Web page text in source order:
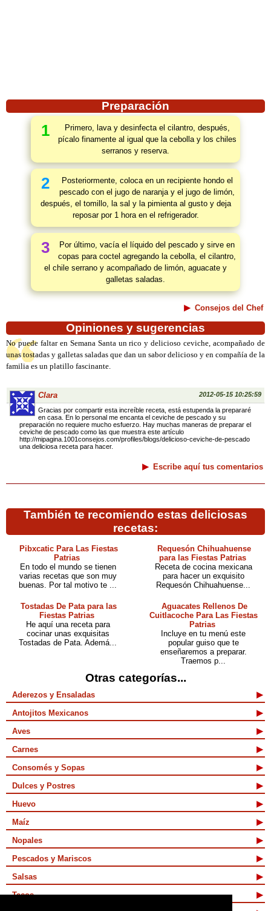
Preparación
1
Primero, lava y desinfecta el cilantro, después,
pícalo finamente al igual que la cebolla y los chiles
serranos y reserva.
2
Posteriormente, coloca en un recipiente hondo el
pescado con el jugo de naranja y el jugo de limón,
después, el tomillo, la sal y la pimienta al gusto y deja
reposar por 1 hora en el refrigerador.
3
Por último, vacía el líquido del pescado y sirve en
copas para coctel agregando la cebolla, el cilantro,
el chile serrano y acompañado de limón, aguacate y
galletas saladas.
Consejos del Chef
Opiniones y sugerencias
No puede faltar en Semana Santa un rico y delicioso ceviche, acompañado de
unas tostadas y galletas saladas que dan un sabor delicioso y en compañía de la
familia es un platillo fascinante.
Clara 2012-05-15 10:25:59
Gracias por compartir esta increíble receta, está estupenda la prepararé
en casa. En lo personal me encanta el ceviche de pescado y su
preparación no requiere mucho esfuerzo. Hay muchas maneras de preparar el
ceviche de pescado como las que muestra este artículo
http://mipagina.1001consejos.com/profiles/blogs/delicioso-ceviche-de-pescado
una deliciosa receta para hacer.
Escribe aquí tus comentarios
También te recomiendo estas deliciosas
recetas:
Pibxcatic Para Las Fiestas
Patrias
En todo el mundo se tienen
varias recetas que son muy
buenas. Por tal motivo te ...
Requesón Chihuahuense
para las Fiestas Patrias
Receta de cocina mexicana
para hacer un exquisito
Requesón Chihuahuense...
Tostadas De Pata para las
Fiestas Patrias
He aquí una receta para
cocinar unas exquisitas
Tostadas de Pata. Ademá...
Aguacates Rellenos De
Cuitlacoche Para Las Fiestas
Patrias
Incluye en tu menú este
popular guiso que te
enseñaremos a preparar.
Traemos p...
Otras categorías...
Aderezos y Ensaladas
Antojitos Mexicanos
Aves
Carnes
Consomés y Sopas
Dulces y Postres
Huevo
Maíz
Nopales
Pescados y Mariscos
Salsas
Tacos